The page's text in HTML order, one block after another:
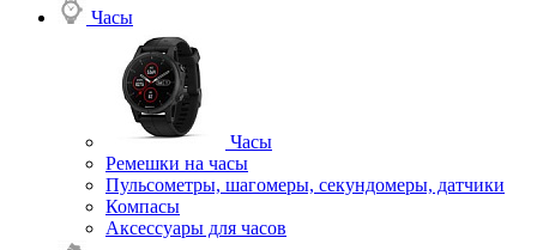
Часы
Часы
Ремешки на часы
Пульсометры, шагомеры, секундомеры, датчики
Компасы
Аксессуары для часов